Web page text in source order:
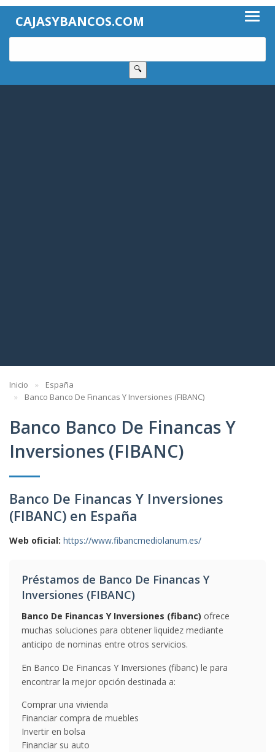
CAJASYBANCOS.COM
🔍
Inicio
España
Banco Banco De Financas Y Inversiones (FIBANC)
Banco Banco De Financas Y
Inversiones (FIBANC)
Banco De Financas Y Inversiones
(FIBANC) en España
Web oficial: https://www.fibancmediolanum.es/
Préstamos de Banco De Financas Y
Inversiones (FIBANC)
Banco De Financas Y Inversiones (fibanc) ofrece
muchas soluciones para obtener liquidez mediante
anticipo de nominas entre otros servicios.
En Banco De Financas Y Inversiones (fibanc) le para
encontrar la mejor opción destinada a:
Comprar una vivienda
Financiar compra de muebles
Invertir en bolsa
Financiar su auto